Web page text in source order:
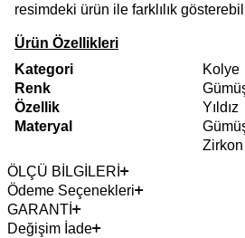
resimdeki ürün ile farklılık
Ürün Özellikleri
Kategori
Kolye
Renk
Özellik
Yıldız
Materyal
Zirkon
ÖLÇÜ BİLGİLERİ
Ödeme Seçenekleri
GARANTİ
Değişim İade